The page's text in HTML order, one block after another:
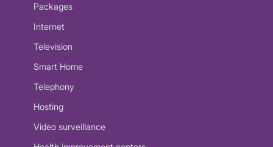
Packages
Internet
Television
Smart Home
Telephony
Hosting
Video surveillance